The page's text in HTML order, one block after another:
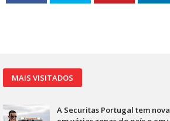
MAIS VISITADOS
A Securitas Portugal tem